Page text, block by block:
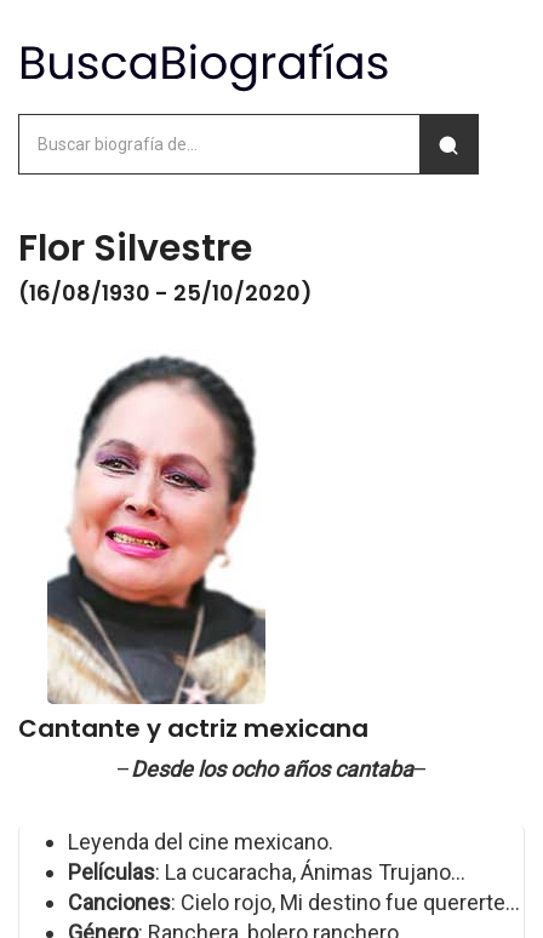
Flor Silvestre
(16/08/1930 - 25/10/2020)
Cantante y actriz mexicana
–Desde los ocho años cantaba–
Leyenda del cine mexicano.
Películas: La cucaracha, Ánimas Trujano...
Canciones: Cielo rojo, Mi destino fue quererte...
Género: Ranchera, bolero ranchero...